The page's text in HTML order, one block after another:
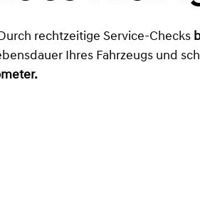
rechtzeitige Service-Checks
Ihres Fahrzeugs und